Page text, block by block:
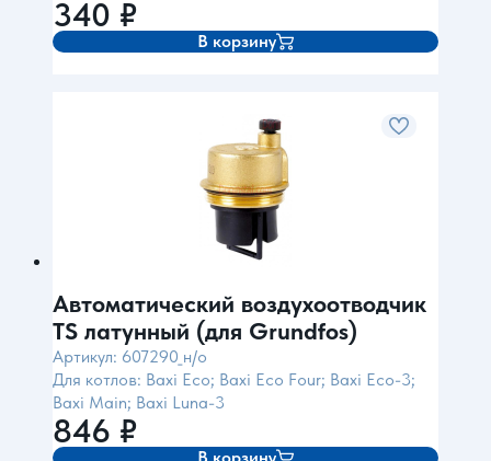
340 ₽
В корзину
Автоматический воздухоотводчик
TS латунный (для Grundfos)
Артикул: 607290_н/о
Для котлов: Baxi Eco; Baxi Eco Four; Baxi Eco-3;
Baxi Main; Baxi Luna-3
846 ₽